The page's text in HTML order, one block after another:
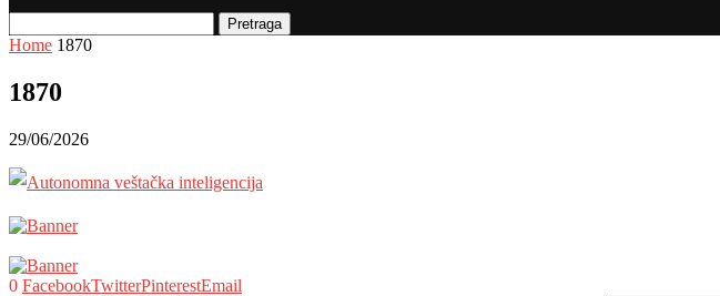
Pretraga
Home 1870
1870
29/06/2026
0 FacebookTwitterPinterestEmail